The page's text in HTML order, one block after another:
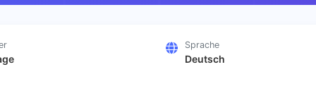
Sprache
Deutsch